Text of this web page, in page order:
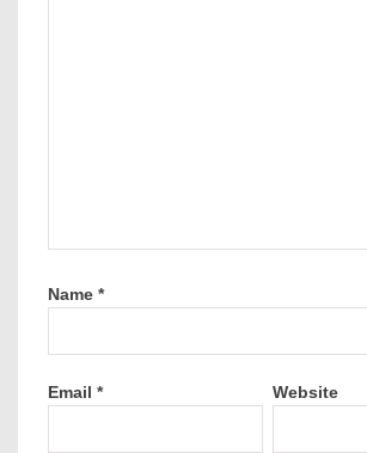
Name *
Email * Website